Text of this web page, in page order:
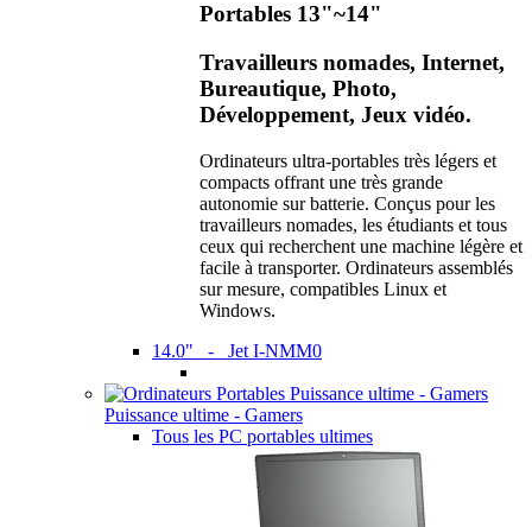
Portables 13"~14"
Travailleurs nomades, Internet,
Bureautique, Photo,
Développement, Jeux vidéo.
Ordinateurs ultra-portables très légers et
compacts offrant une très grande
autonomie sur batterie. Conçus pour les
travailleurs nomades, les étudiants et tous
ceux qui recherchent une machine légère et
facile à transporter. Ordinateurs assemblés
sur mesure, compatibles Linux et
Windows.
14.0" - Jet I-NMM0
Puissance ultime - Gamers
Tous les PC portables ultimes